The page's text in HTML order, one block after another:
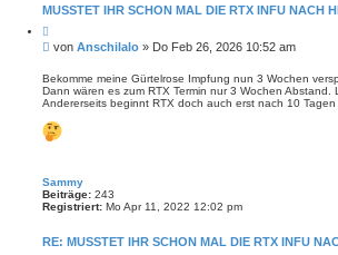
MUSSTET IHR SCHON MAL DIE RTX INFU NACH
i
t
e
r
e
B
i
t
r
a
g
von Anschilalo » Do Feb 26, 2026 10:52 am
Bekomme meine Gürtelrose Impfung nun 3 Wochen
Dann wären es zum RTX Termin nur 3 Wochen
Andererseits beginnt RTX doch auch erst nach 10 Tagen
Sammy
Beiträge: 243
Registriert: Mo Apr 11, 2022 12:02 pm
RE: MUSSTET IHR SCHON MAL DIE RTX INFU